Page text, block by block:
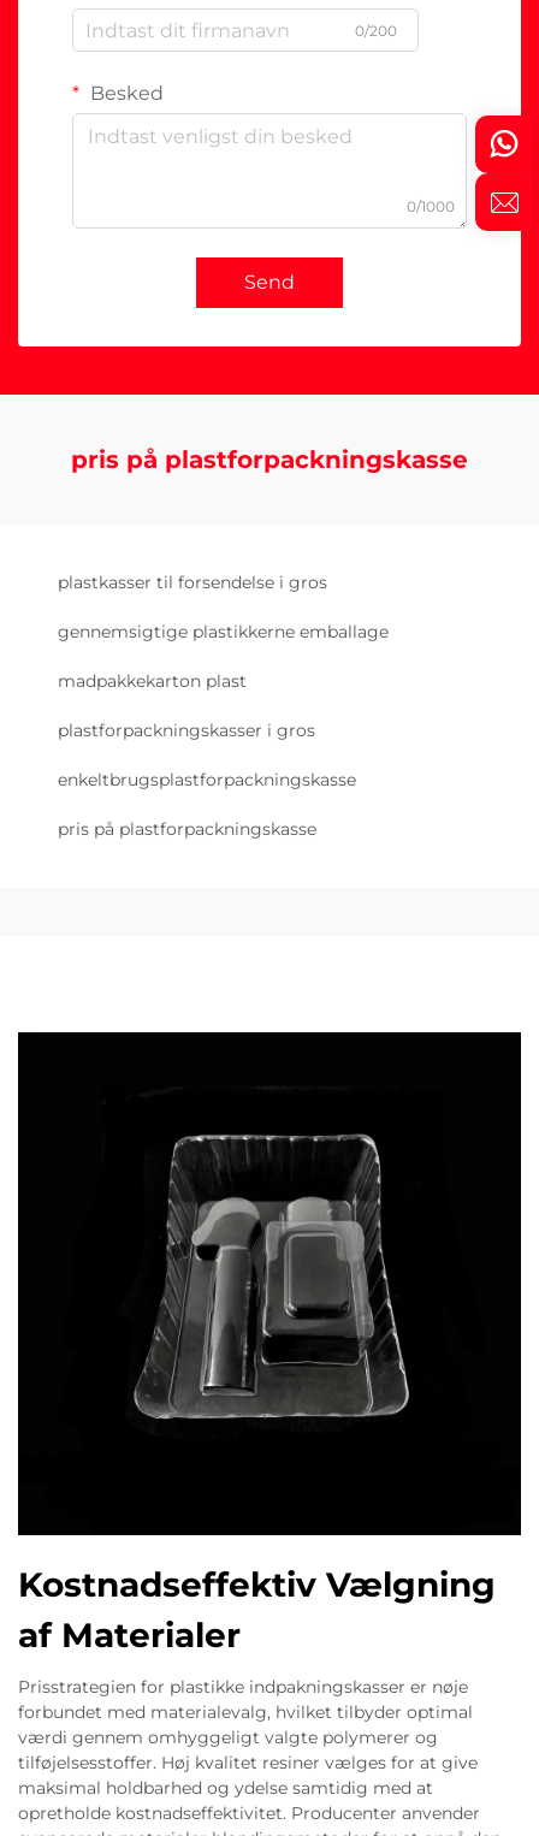
0/200
Besked
0/1000
Send
pris på plastforpackningskasse
plastkasser til forsendelse i gros
gennemsigtige plastikkerne emballage
madpakkekarton plast
plastforpackningskasser i gros
enkeltbrugsplastforpackningskasse
pris på plastforpackningskasse
Kostnadseffektiv Vælgning
af Materialer
Prisstrategien for plastikke indpakningskasser er nøje
forbundet med materialevalg, hvilket tilbyder optimal
værdi gennem omhyggeligt valgte polymerer og
tilføjelsesstoffer. Høj kvalitet resiner vælges for at give
maksimal holdbarhed og ydelse samtidig med at
opretholde kostnadseffektivitet. Producenter anvender